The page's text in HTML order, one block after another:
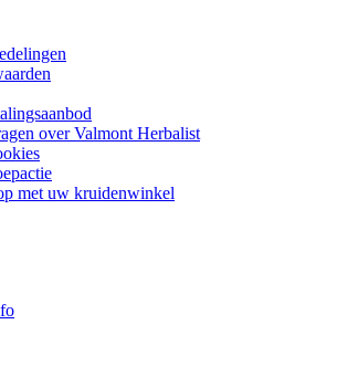
over Valmont Herbalist
met uw kruidenwinkel